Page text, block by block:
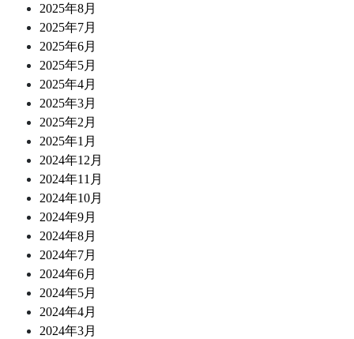
2025年8月
2025年7月
2025年6月
2025年5月
2025年4月
2025年3月
2025年2月
2025年1月
2024年12月
2024年11月
2024年10月
2024年9月
2024年8月
2024年7月
2024年6月
2024年5月
2024年4月
2024年3月